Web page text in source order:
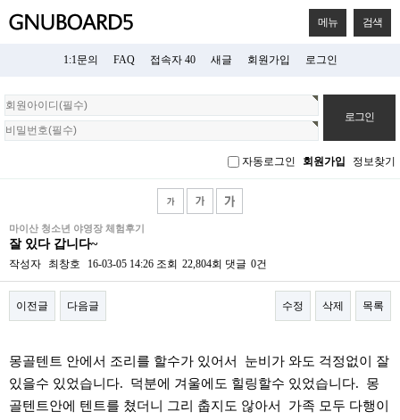
메뉴 검색
1:1문의 FAQ 접속자 40 새글 회원가입 로그인
회
원
로
자동로그인 회원가입 정보찾기
마이산 청소년 야영장 체험후기
잘 있다 갑니다~
작성자 최창호 16-03-05 14:26 조회 22,804회 댓글 0건
이전글 다음글 수정 삭제 목록
몽골텐트 안에서 조리를 할수가 있어서 눈비가 와도 걱정없이 잘
있을수 있었습니다. 덕분에 겨울에도 힐링할수 있었습니다. 몽
골텐트안에 텐트를 쳤더니 그리 춥지도 않아서 가족 모두 다행이